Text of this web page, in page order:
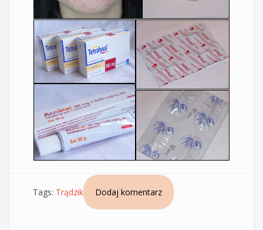
Tags: Trądzik Dodaj komentarz